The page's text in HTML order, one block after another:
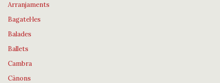
Arranjaments
Bagatel·les
Balades
Ballets
Cambra
Cànons